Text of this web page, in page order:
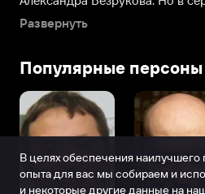
на
«профессиональной»
женщиной:
актёр
сыграл
мисс
английскую
гувернантку
преступлен...
Развернуть
Популярные персоны
В целях обеспечения наилучшего
опыта для вас мы собираем и
и некоторые другие данные на